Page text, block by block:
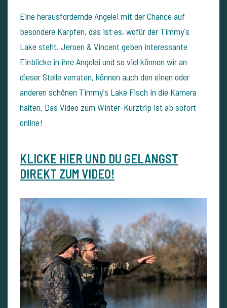
Eine herausfordernde Angelei mit der Chance auf
besondere Karpfen, das ist es, wofür der Timmy´s
Lake steht. Jeroen & Vincent geben interessante
Einblicke in ihre Angelei und so viel können wir an
dieser Stelle verraten, können auch den einen oder
anderen schönen Timmy´s Lake Fisch in die Kamera
halten. Das Video zum Winter-Kurztrip ist ab sofort
online!
KLICKE HIER UND DU GELANGST
DIREKT ZUM VIDEO!